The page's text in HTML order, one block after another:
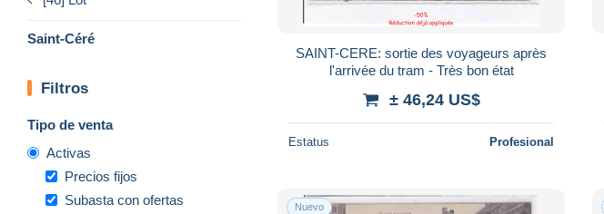
Saint-Céré
Filtros
Tipo de venta
Activas
Precios fijos
Subasta con ofertas
SAINT-CERE: sortie des voyageurs après
l'arrivée du tram - Très bon état
± 46,24 US$
Estatus Profesional
Nuevo